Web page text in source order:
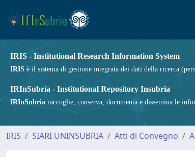
IRIS - Institutional Research Information System
IRIS è il sistema di gestione integrata dei dati della ricerca
IRInSubria - Institutional Repository Insubria
IRInSubria raccoglie, conserva, documenta e dissemina le
IRIS SIARI UNINSUBRIA Atti di Convegno